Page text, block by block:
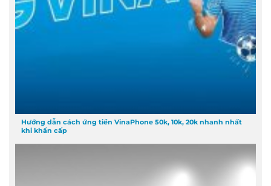
Hướng dẫn cách ứng tiền VinaPhone 50k, 10k, 20k nhanh nhất
khi khẩn cấp